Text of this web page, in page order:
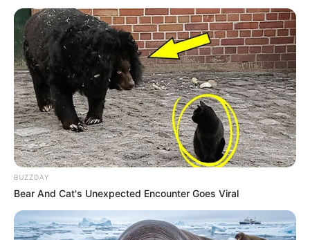
เรื่องอื่นๆ ที่น่าสนใจ
รู้หรือไม่? ทายนิสัยกรุ๊ปเลือดไหนใช้เงินเก่งสุด
BUZZDAY
Bear And Cat's Unexpected Encounter Goes Viral